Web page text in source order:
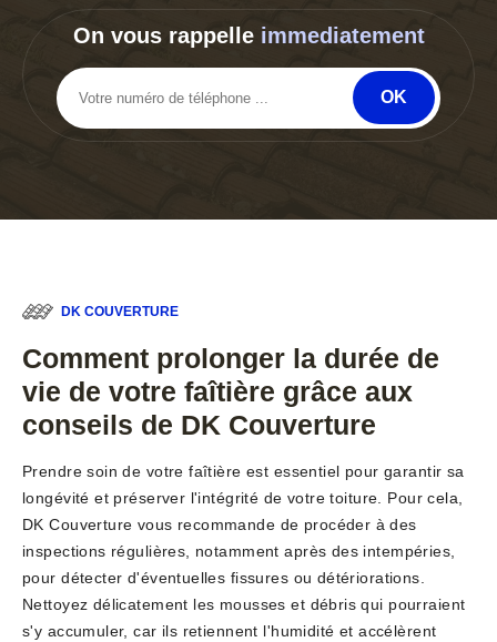
On vous rappelle immediatement
DK COUVERTURE
Comment prolonger la durée de
vie de votre faîtière grâce aux
conseils de DK Couverture
Prendre soin de votre faîtière est essentiel pour garantir sa
longévité et préserver l'intégrité de votre toiture. Pour cela,
DK Couverture vous recommande de procéder à des
inspections régulières, notamment après des intempéries,
pour détecter d'éventuelles fissures ou détériorations.
Nettoyez délicatement les mousses et débris qui pourraient
s'y accumuler, car ils retiennent l'humidité et accélèrent